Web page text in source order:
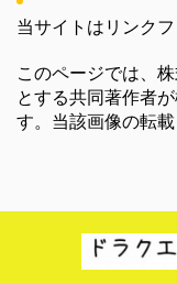
当サイトはリンクフ
このページでは、
とする共同著作者
す。当該画像の転